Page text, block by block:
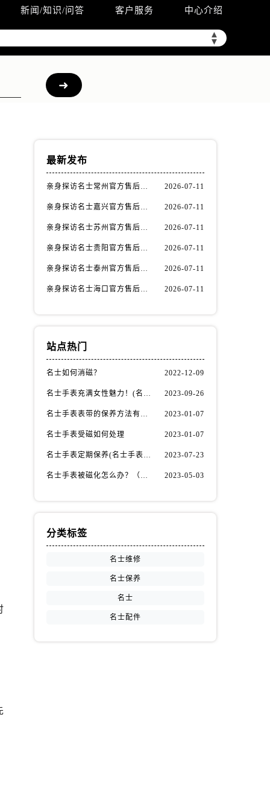
新闻/知识/问答 客户服务 中心介绍
▲
▼
最新发布
亲身探访名士常州官方售后服务中心｜全新官方服务电话与地址（2026年7月最新） 2026-07-11
亲身探访名士嘉兴官方售后服务中心｜全新地址和售后电话（2026年7月最新） 2026-07-11
亲身探访名士苏州官方售后服务中心｜服务热线与门店详细地址（2026年7月最新） 2026-07-11
亲身探访名士贵阳官方售后服务中心｜网点地址与电话（2026年7月最新） 2026-07-11
亲身探访名士泰州官方售后服务中心｜最新网点地址及热线（2026年7月最新） 2026-07-11
亲身探访名士海口官方售后服务中心｜全部地址与售后电话（2026年7月最新） 2026-07-11
站点热门
名士如何消磁？ 2022-12-09
名士手表充满女性魅力！(名士手表推荐！) 2023-09-26
名士手表表带的保养方法有哪些？ 2023-01-07
名士手表受磁如何处理 2023-01-07
名士手表定期保养(名士手表的保养方法) 2023-07-23
名士手表被磁化怎么办？（名士手表磁化处理方法） 2023-05-03
分类标签
名士维修
名士保养
名士
名士配件